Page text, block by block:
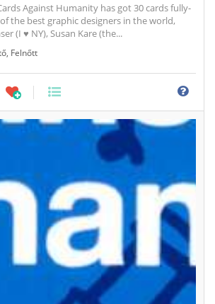
Against Humanity has got 30 cards fully-
the best graphic designers in the world,
(I ♥ NY), Susan Kare (the...
Felnőtt